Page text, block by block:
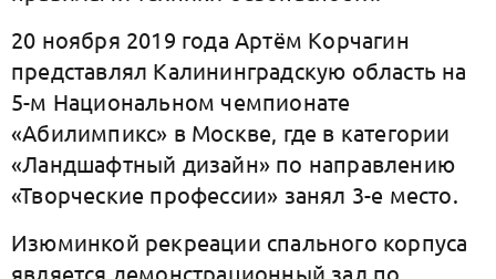
20 ноября 2019 года Артём Корчагин
представлял Калининградскую область на
5-м Национальном чемпионате
«Абилимпикс» в Москве, где в категории
«Ландшафтный дизайн» по направлению
«Творческие профессии» занял 3-е место.
Изюминкой рекреации спального корпуса
является демонстрационный зал по